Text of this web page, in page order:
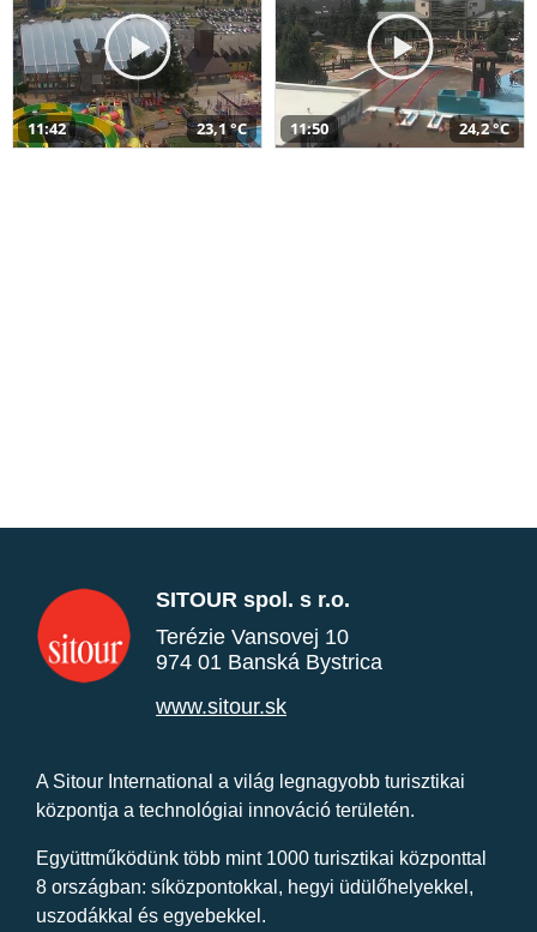
11:42 23,1 °C 11:50 24,2 °C
SITOUR spol. s r.o.
Terézie Vansovej 10
974 01 Banská Bystrica
www.sitour.sk
A Sitour International a világ legnagyobb turisztikai
központja a technológiai innováció területén.
Együttműködünk több mint 1000 turisztikai központtal
8 országban: síközpontokkal, hegyi üdülőhelyekkel,
uszodákkal és egyebekkel.